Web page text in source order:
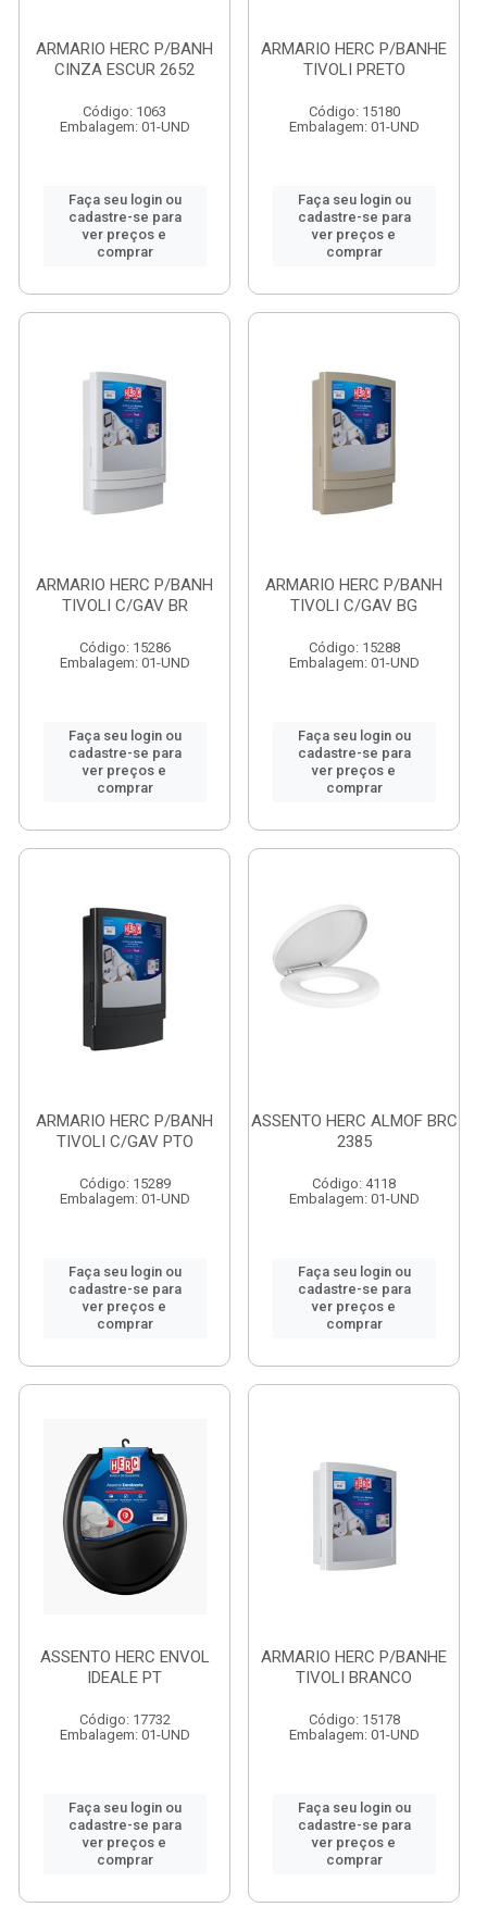
ARMARIO HERC P/BANH
CINZA ESCUR 2652
Código: 1063
Embalagem: 01-UND
Faça seu login ou
cadastre-se para
ver preços e
comprar
ARMARIO HERC P/BANHE
TIVOLI PRETO
Código: 15180
Embalagem: 01-UND
Faça seu login ou
cadastre-se para
ver preços e
comprar
ARMARIO HERC P/BANH
TIVOLI C/GAV BR
Código: 15286
Embalagem: 01-UND
Faça seu login ou
cadastre-se para
ver preços e
comprar
ARMARIO HERC P/BANH
TIVOLI C/GAV BG
Código: 15288
Embalagem: 01-UND
Faça seu login ou
cadastre-se para
ver preços e
comprar
ARMARIO HERC P/BANH
TIVOLI C/GAV PTO
Código: 15289
Embalagem: 01-UND
Faça seu login ou
cadastre-se para
ver preços e
comprar
ASSENTO HERC ALMOF BRC
2385
Código: 4118
Embalagem: 01-UND
Faça seu login ou
cadastre-se para
ver preços e
comprar
ASSENTO HERC ENVOL
IDEALE PT
Código: 17732
Embalagem: 01-UND
Faça seu login ou
cadastre-se para
ver preços e
comprar
ARMARIO HERC P/BANHE
TIVOLI BRANCO
Código: 15178
Embalagem: 01-UND
Faça seu login ou
cadastre-se para
ver preços e
comprar